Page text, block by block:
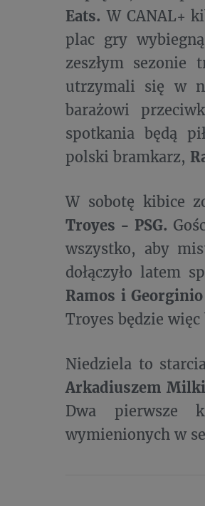
Eats. W CANAL+
plac gry
zeszłym sezonie
utrzymali się w
barażowi
spotkania będą
polski bramkarz,
W sobotę kibice
Troyes - PSG.
wszystko, aby
dołączyło latem
Ramos i
Troyes będzie
Niedziela to
Arkadiuszem
Dwa pierwsze
wymienionych w